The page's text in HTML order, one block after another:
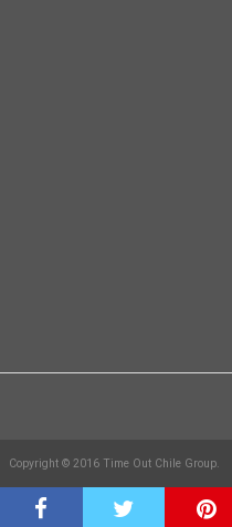
Copyright © 2016 Time Out Chile Group.